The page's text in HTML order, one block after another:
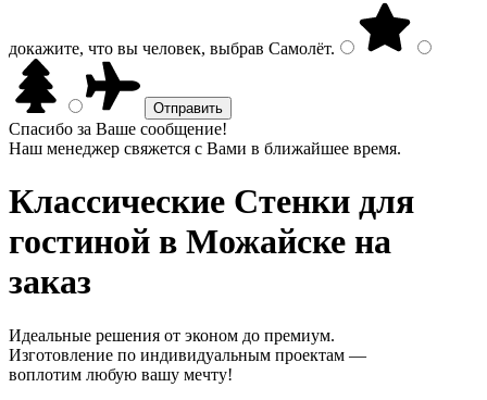
докажите, что вы человек, выбрав Самолёт.
Спасибо за Ваше сообщение!
Наш менеджер свяжется с Вами в ближайшее время.
Классические Стенки для
гостиной в Можайске на
заказ
Идеальные решения от эконом до премиум.
Изготовление по индивидуальным проектам —
воплотим любую вашу мечту!